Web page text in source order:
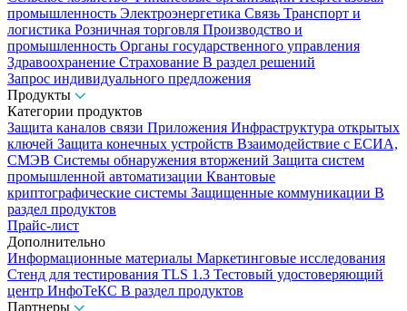
промышленность Электроэнергетика Связь Транспорт и
логистика Розничная торговля Производство и
промышленность Органы государственного управления
Здравоохранение Страхование В раздел решений
Запрос индивидуального предложения
Продукты
Категории продуктов
Защита каналов связи Приложения Инфраструктура открытых
ключей Защита конечных устройств Взаимодействие с ЕСИА,
СМЭВ Системы обнаружения вторжений Защита систем
промышленной автоматизации Квантовые
криптографические системы Защищенные коммуникации В
раздел продуктов
Прайс-лист
Дополнительно
Информационные материалы Маркетинговые исследования
Стенд для тестирования TLS 1.3 Тестовый удостоверяющий
центр ИнфоТеКС В раздел продуктов
Партнеры